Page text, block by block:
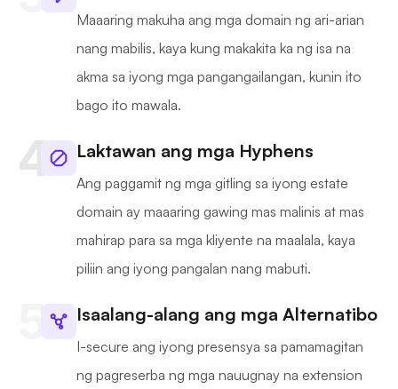
Maaaring makuha ang mga domain ng ari-arian
nang mabilis, kaya kung makakita ka ng isa na
akma sa iyong mga pangangailangan, kunin ito
bago ito mawala.
Laktawan ang mga Hyphens
Ang paggamit ng mga gitling sa iyong estate
domain ay maaaring gawing mas malinis at mas
mahirap para sa mga kliyente na maalala, kaya
piliin ang iyong pangalan nang mabuti.
Isaalang-alang ang mga Alternatibo
I-secure ang iyong presensya sa pamamagitan
ng pagreserba ng mga nauugnay na extension